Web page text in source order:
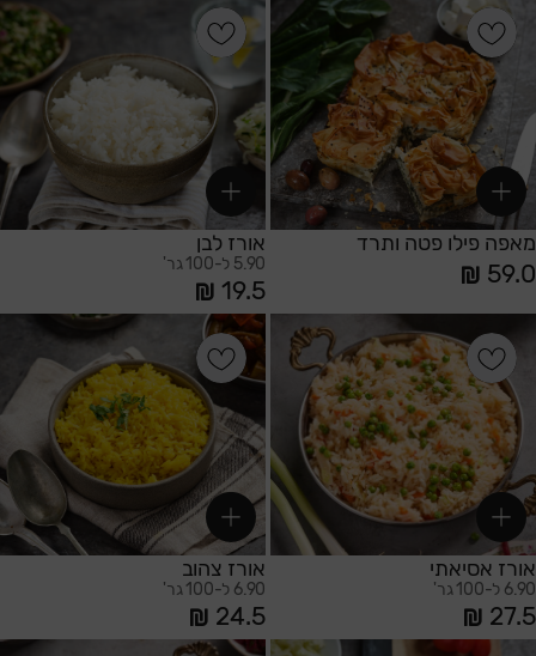
הוספה לסל
מאפה פילו פטה ותרד
59.0
אורז לבן
5.90 ל-100 גר'
19.5
הוספה לסל
אורז אסיאתי
6.90 ל-100 גר'
27.5
הוספה לסל
אורז צהוב
6.90 ל-100 גר'
24.5